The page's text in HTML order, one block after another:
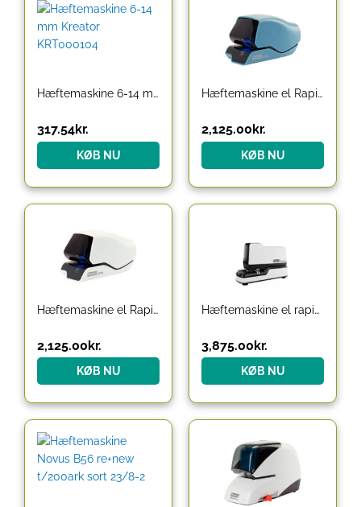
Hæftemaskine 6-14 mm Kreator KRT000104
317.54kr.
KØB NU
Hæftemaskine el Rapid 5025e
2,125.00kr.
KØB NU
Hæftemaskine el Rapid 5025e, hvid, 25 ark
2,125.00kr.
KØB NU
Hæftemaskine el rapid 90E electric
3,875.00kr.
KØB NU